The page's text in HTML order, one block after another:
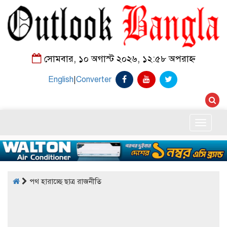
সোমবার, ১০ অগাস্ট ২০২৬, ১২:৫৮ অপরাহ্ন
English|Converter
পথ হারাচ্ছে ছাত্র রাজনীতি